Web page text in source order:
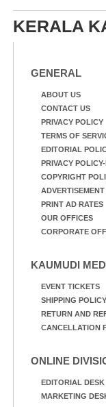
KERALA
GENERAL
ABOUT US
CONTACT US
PRIVACY POLICY
TERMS OF
EDITORIAL
PRIVACY
COPYRIGHT
PRINT AD RATES
OUR OFFICES
CORPORATE
KAUMUDI
EVENT TICKETS
SHIPPING POLICY
RETURN AND
CANCELLATION
ONLINE
EDITORIAL DESK
MARKETING